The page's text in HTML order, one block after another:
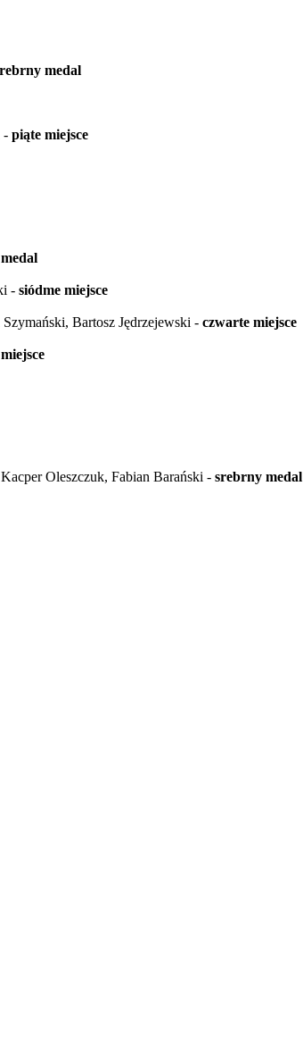
medal
- piąte miejsce
- siódme miejsce
Bartosz Jędrzejewski - czwarte miejsce
Oleszczuk, Fabian Barański - srebrny medal